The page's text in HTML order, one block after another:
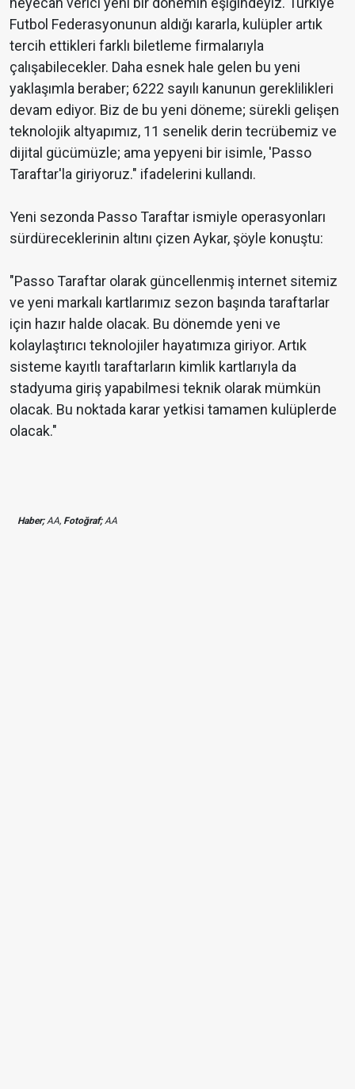
Futbol Federasyonunun aldığı kararla, kulüpler artık
tercih ettikleri farklı biletleme firmalarıyla
çalışabilecekler. Daha esnek hale gelen bu yeni
yaklaşımla beraber; 6222 sayılı kanunun gereklilikleri
devam ediyor. Biz de bu yeni döneme; sürekli gelişen
teknolojik altyapımız, 11 senelik derin tecrübemiz ve
dijital gücümüzle; ama yepyeni bir isimle, 'Passo
Taraftar'la giriyoruz." ifadelerini kullandı.
Yeni sezonda Passo Taraftar ismiyle operasyonları
sürdüreceklerinin altını çizen Aykar, şöyle konuştu:
"Passo Taraftar olarak güncellenmiş internet sitemiz
ve yeni markalı kartlarımız sezon başında taraftarlar
için hazır halde olacak. Bu dönemde yeni ve
kolaylaştırıcı teknolojiler hayatımıza giriyor. Artık
sisteme kayıtlı taraftarların kimlik kartlarıyla da
stadyuma giriş yapabilmesi teknik olarak mümkün
olacak. Bu noktada karar yetkisi tamamen kulüplerde
olacak."
Haber;AA, Fotoğraf;AA